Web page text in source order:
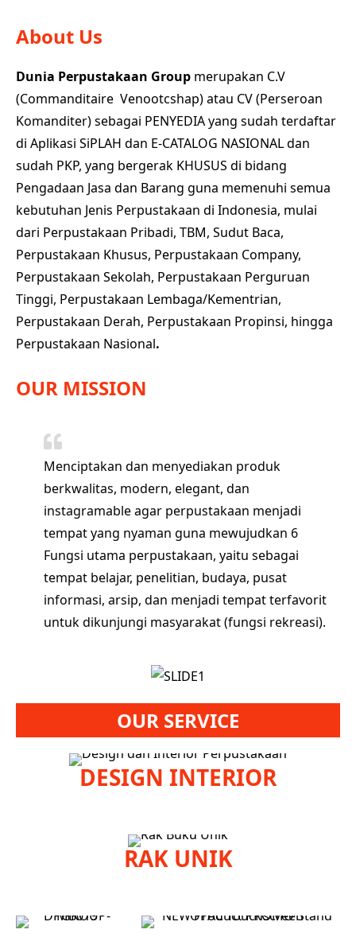
About Us
Dunia Perpustakaan Group merupakan C.V
(Commanditaire Venootcshap) atau CV (Perseroan
Komanditer) sebagai PENYEDIA yang sudah terdaftar
di Aplikasi SiPLAH dan E-CATALOG NASIONAL dan
sudah PKP, yang bergerak KHUSUS di bidang
Pengadaan Jasa dan Barang guna memenuhi semua
kebutuhan Jenis Perpustakaan di Indonesia, mulai
dari Perpustakaan Pribadi, TBM, Sudut Baca,
Perpustakaan Khusus, Perpustakaan Company,
Perpustakaan Sekolah, Perpustakaan Perguruan
Tinggi, Perpustakaan Lembaga/Kementrian,
Perpustakaan Derah, Perpustakaan Propinsi, hingga
Perpustakaan Nasional.
OUR MISSION
Menciptakan dan menyediakan produk
berkwalitas, modern, elegant, dan
instagramable agar perpustakaan menjadi
tempat yang nyaman guna mewujudkan 6
Fungsi utama perpustakaan, yaitu sebagai
tempat belajar, penelitian, budaya, pusat
informasi, arsip, dan menjadi tempat terfavorit
untuk dikunjungi masyarakat (fungsi rekreasi).
OUR SERVICE
DESIGN INTERIOR
RAK UNIK